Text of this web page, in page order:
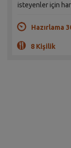
isteyenler için
Hazırlama
8 Kişilik